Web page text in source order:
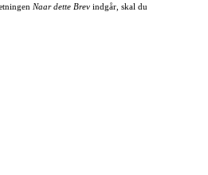
Naar dette Brevindgår, skal du